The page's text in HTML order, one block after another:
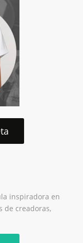
inspiradora en
de creadoras,